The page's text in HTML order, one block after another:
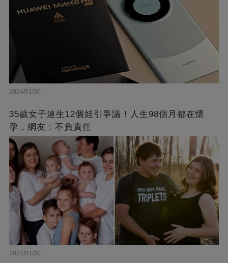
2024/01/30
35歲女子連生12個娃引爭議！人生98個月都在懷
孕，網友：不負責任
2024/01/30